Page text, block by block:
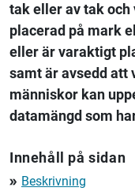
tak eller av tak
placerad på mark
eller är varaktigt
samt är avsedd att
människor kan
datamängd som
Innehåll på sidan
double_arrow Beskrivning